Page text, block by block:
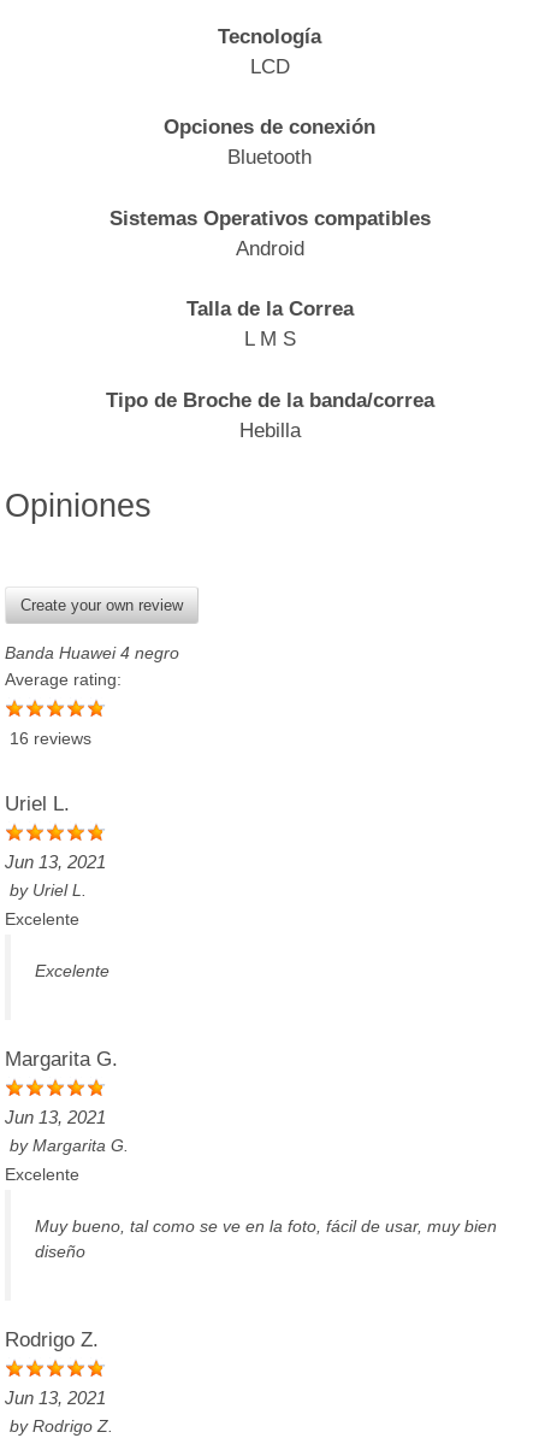
Tecnología
LCD
Opciones de conexión
Bluetooth
Sistemas Operativos compatibles
Android
Talla de la Correa
L M S
Tipo de Broche de la banda/correa
Hebilla
Opiniones
Create your own review
Banda Huawei 4 negro
Average rating:
16 reviews
Uriel L.
Jun 13, 2021
by Uriel L.
Excelente
Excelente
Margarita G.
Jun 13, 2021
byMargarita G.
Excelente
Muy bueno, tal como se ve en la foto, fácil de usar, muy bien
diseño
Rodrigo Z.
Jun 13, 2021
byRodrigo Z.